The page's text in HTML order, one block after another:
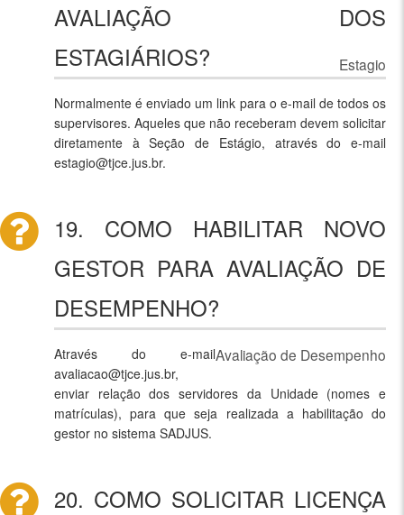
AVALIAÇÃO DOS
ESTAGIÁRIOS?
Estagio
Normalmente é enviado um link para o e-mail de todos os
supervisores. Aqueles que não receberam devem solicitar
diretamente à Seção de Estágio, através do e-mail
estagio@tjce.jus.br.
19. COMO HABILITAR NOVO
GESTOR PARA AVALIAÇÃO DE
DESEMPENHO?
Avaliação de Desempenho
Através do e-mail
avaliacao@tjce.jus.br,
enviar relação dos servidores da Unidade (nomes e
matrículas), para que seja realizada a habilitação do
gestor no sistema SADJUS.
20. COMO SOLICITAR LICENÇA